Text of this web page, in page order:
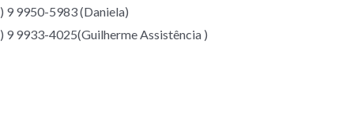
9 9950-5983 (Daniela)
9 9933-4025(Guilherme Assistência )